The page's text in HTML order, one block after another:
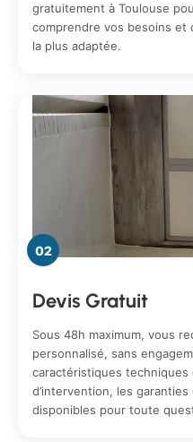
gratuitement à Toulouse
comprendre vos besoins et
la plus adaptée.
02
Devis Gratuit
Sous 48h maximum, vous
personnalisé, sans
caractéristiques techniques
d’intervention, les
disponibles pour toute